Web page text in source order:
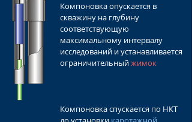
Компоновка опускается в
скважину на глубину
соответствующую
максимальному интервалу
исследований и устанавливается
ограничительныйжимок
Компоновка спускается по НКТ